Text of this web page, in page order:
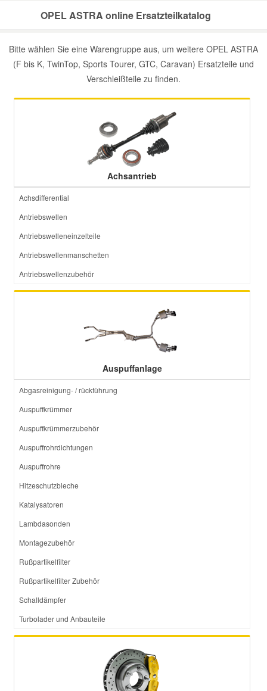
OPEL ASTRA online Ersatzteilkatalog
Bitte wählen Sie eine Warengruppe aus, um weitere OPEL ASTRA
(F bis K, TwinTop, Sports Tourer, GTC, Caravan) Ersatzteile und
Verschleißteile zu finden.
Achsantrieb
Achsdifferential
Antriebswellen
Antriebswelleneinzelteile
Antriebswellenmanschetten
Antriebswellenzubehör
Auspuffanlage
Abgasreinigung- / rückführung
Auspuffkrümmer
Auspuffkrümmerzubehör
Auspuffrohrdichtungen
Auspuffrohre
Hitzeschutzbleche
Katalysatoren
Lambdasonden
Montagezubehör
Rußpartikelfilter
Rußpartikelfilter Zubehör
Schalldämpfer
Turbolader und Anbauteile